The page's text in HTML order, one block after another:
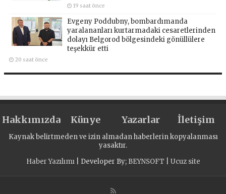
19 saat önce
Evgeny Poddubny, bombardımanda
yaralananları kurtarmadaki cesaretlerinden
dolayı Belgorod bölgesindeki gönüllülere
teşekkür etti
20 saat önce
Hakkımızda Künye Yazarlar İletişim
Kaynak belirtmeden ve izin almadan haberlerin kopyalanması
yasaktır.
Haber Yazılımı| Developer By; BEYNSOFT Ucuz site